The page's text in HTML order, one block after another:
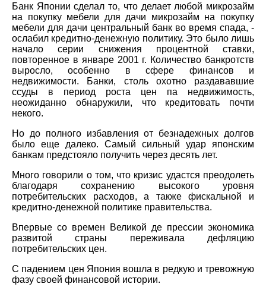
Банк Японии сделал то, что делает любой микрозайм
на покупку мебели для дачи микрозайм на покупку
мебели для дачи центральный банк во время спада, -
ослабил кредитно-денежную политику. Это было лишь
начало серии снижения процентной ставки,
повторенное в январе 2001 г. Количество банкротств
выросло, особенно в сфере финансов и
недвижимости. Банки, столь охотно раздававшие
ссуды в период роста цен па недвижимость,
неожиданно обнаружили, что кредитовать почти
некого.
Но до полного избавления от безнадежных долгов
было еще далеко. Самый сильный удар японским
банкам предстояло получить через десять лет.
Много говорили о том, что кризис удастся преодолеть
благодаря сохранению высокого уровня
потребительских расходов, а также фискальной и
кредитно-денежной политике правительства.
Впервые со времен Великой де прессии экономика
развитой страны переживала дефляцию
потребительских цен.
С падением цен Япония вошла в редкую и тревожную
фазу своей финансовой истории.